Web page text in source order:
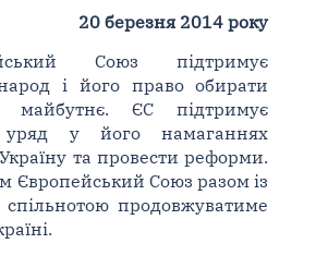
20 березня 2014 року
Союз підтримує
і його право обирати
майбутнє. ЄС підтримує
уряд у його намаганнях
Україну та провести реформи.
Європейський Союз разом із
продовжуватиме